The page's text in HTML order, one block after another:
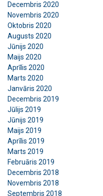
Decembris 2020
Novembris 2020
Oktobris 2020
Augusts 2020
Jūnijs 2020
Maijs 2020
Aprīlis 2020
Marts 2020
Janvāris 2020
Decembris 2019
Jūlijs 2019
Jūnijs 2019
Maijs 2019
Aprīlis 2019
Marts 2019
Februāris 2019
Decembris 2018
Novembris 2018
Septembris 2018
RĀDĪT DETAĻAS